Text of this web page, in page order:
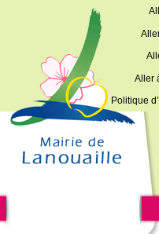
Aller
Politique